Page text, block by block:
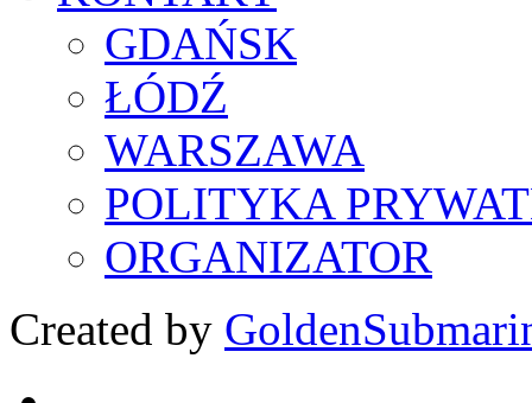
GDAŃSK
ŁÓDŹ
WARSZAWA
POLITYKA
ORGANIZATOR
Created by